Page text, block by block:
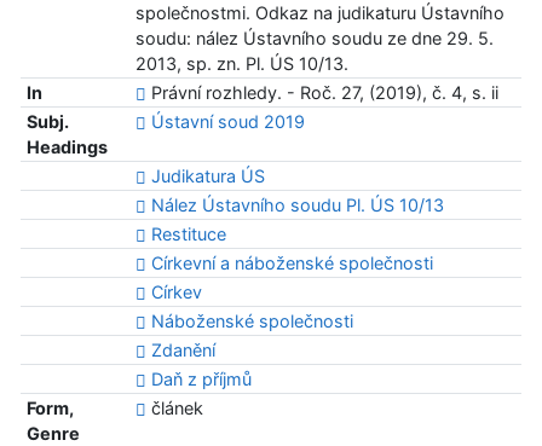
společnostmi. Odkaz na judikaturu Ústavního
soudu: nález Ústavního soudu ze dne 29. 5.
2013, sp. zn. Pl. ÚS 10/13.
In
Právní rozhledy. - Roč. 27, (2019), č. 4, s. ii
Subj.
Headings
Ústavní soud 2019
Judikatura ÚS
Nález Ústavního soudu Pl. ÚS 10/13
Restituce
Církevní a náboženské společnosti
Církev
Náboženské společnosti
Zdanění
Daň z příjmů
Form,
Genre
článek